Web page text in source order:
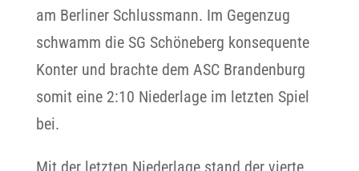
am Berliner Schlussmann. Im Gegenzug
schwamm die SG Schöneberg konsequente
Konter und brachte dem ASC Brandenburg
somit eine 2:10 Niederlage im letzten Spiel
bei.